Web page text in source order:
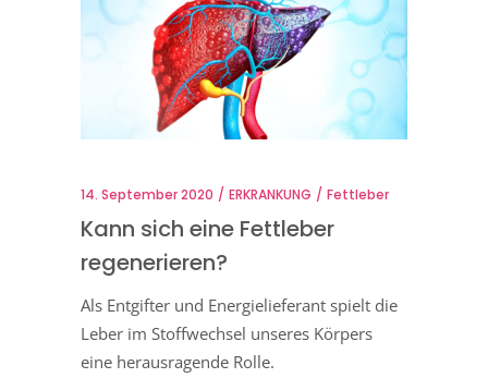
14. September 2020 ERKRANKUNG Fettleber
Kann sich eine Fettleber
regenerieren?
Als Entgifter und Energielieferant spielt die
Leber im Stoffwechsel unseres Körpers
eine herausragende Rolle.